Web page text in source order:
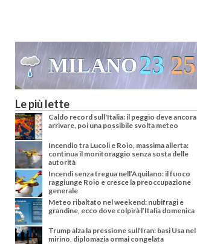
VENEZIA24 36
Le più lette
Caldo record sull'Italia: il peggio deve ancora
arrivare, poi una possibile svolta meteo
Incendio tra Lucoli e Roio, massima allerta:
continua il monitoraggio senza sosta delle
autorità
Incendi senza tregua nell’Aquilano: il fuoco
raggiunge Roio e cresce la preoccupazione
generale
Meteo ribaltato nel weekend: nubifragi e
grandine, ecco dove colpirà l’Italia domenica
Trump alza la pressione sull’Iran: basi Usa nel
mirino, diplomazia ormai congelata